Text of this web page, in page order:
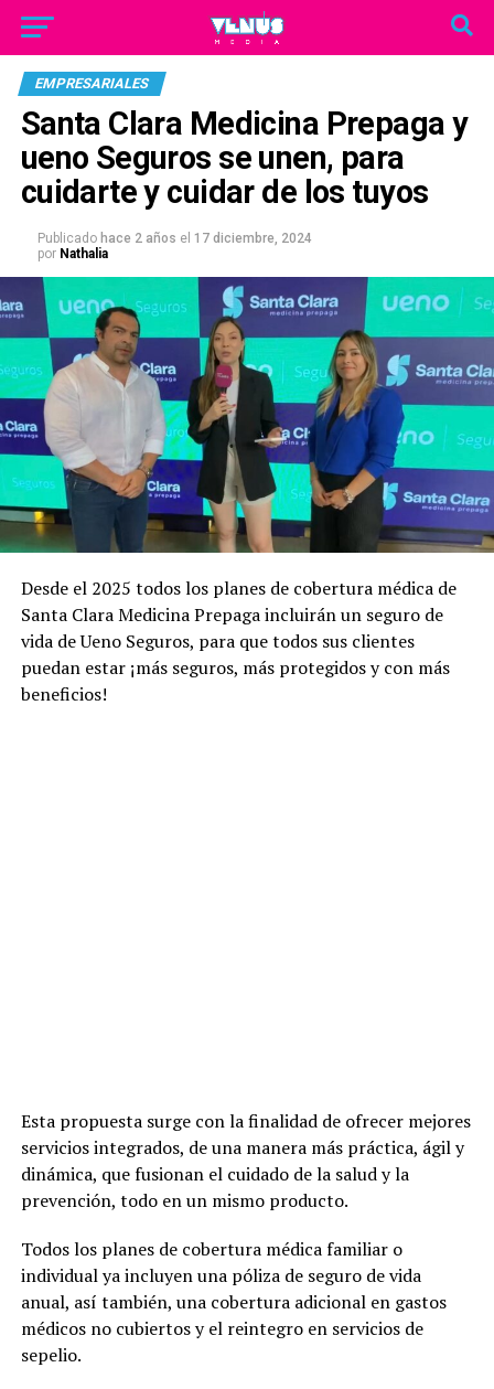
EMPRESARIALES
Santa Clara Medicina Prepaga y
ueno Seguros se unen, para
cuidarte y cuidar de los tuyos
Publicado hace 2 años el 17 diciembre, 2024
por Nathalia
Desde el 2025 todos los planes de cobertura médica de
Santa Clara Medicina Prepaga incluirán un seguro de
vida de Ueno Seguros, para que todos sus clientes
puedan estar ¡más seguros, más protegidos y con más
beneficios!
Esta propuesta surge con la finalidad de ofrecer mejores
servicios integrados, de una manera más práctica, ágil y
dinámica, que fusionan el cuidado de la salud y la
prevención, todo en un mismo producto.
Todos los planes de cobertura médica familiar o
individual ya incluyen una póliza de seguro de vida
anual, así también, una cobertura adicional en gastos
médicos no cubiertos y el reintegro en servicios de
sepelio.